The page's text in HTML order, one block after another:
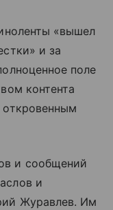
«вышел
и за
поле
контента
и сообщений
и
Журавлев. Им